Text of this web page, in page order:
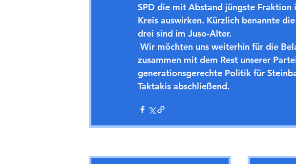
SPD die mit Abstand jüngste
Kreis auswirken. Kürzlich benannte
drei sind im Juso-Alter.
zusammen mit dem Rest unserer
generationsgerechte Politik für
Taktakis abschließend.